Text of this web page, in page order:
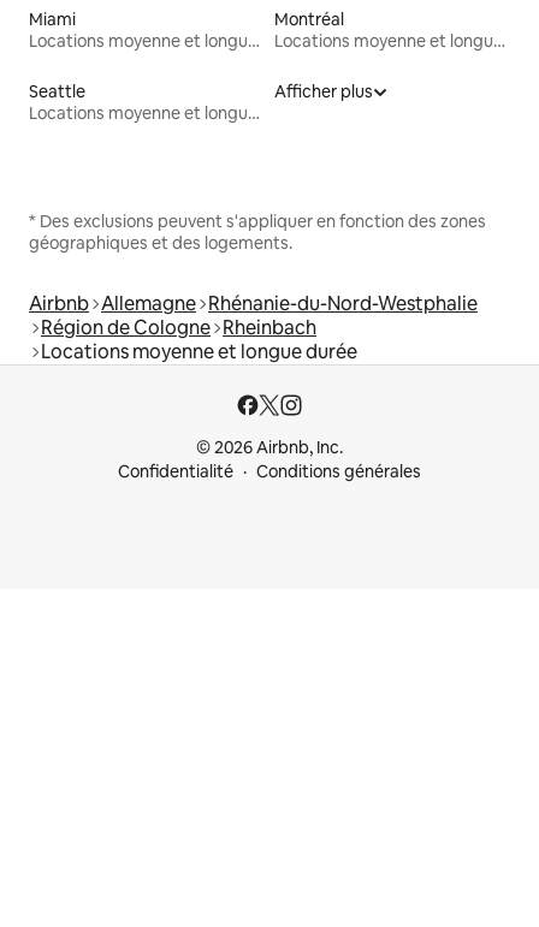
Miami
Locations moyenne et longue durée
Montréal
Locations moyenne et longue durée
Seattle
Locations moyenne et longue durée
Afficher plus
* Des exclusions peuvent s'appliquer en fonction des zones
géographiques et des logements.
Airbnb Allemagne Rhénanie-du-Nord-Westphalie
Région de Cologne Rheinbach
Locations moyenne et longue durée
© 2026 Airbnb, Inc.
Confidentialité
Conditions générales